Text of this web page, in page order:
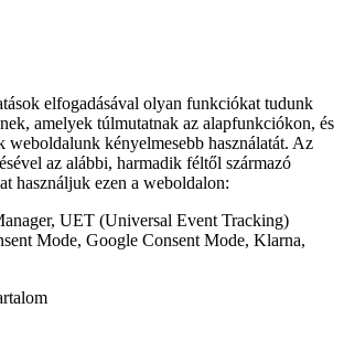
elfogadásával olyan funkciókat tudunk
amelyek túlmutatnak az alapfunkciókon, és
weboldalunk kényelmesebb használatát. Az
az alábbi, harmadik féltől származó
használjuk ezen a weboldalon:
UET (Universal Event Tracking)
Mode, Google Consent Mode, Klarna,